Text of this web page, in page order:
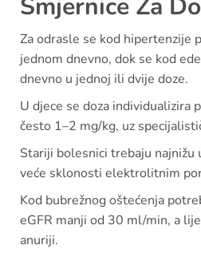
Smjernice Za
Za odrasle se kod hipertenzije
jednom dnevno, dok se kod
dnevno u jednoj ili dvije doze.
U djece se doza individualizira
često 1–2 mg/kg, uz
Stariji bolesnici trebaju najnižu
veće sklonosti elektrolitnim
Kod bubrežnog oštećenja
eGFR manji od 30 ml/min, a
anuriji.